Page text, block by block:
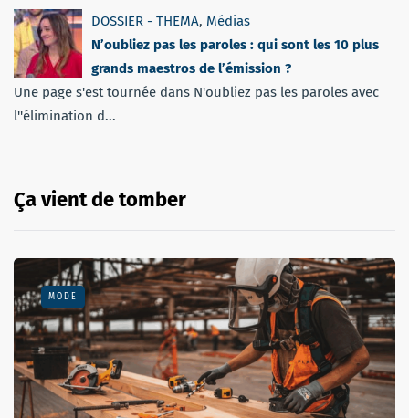
DOSSIER - THEMA, Médias
N’oubliez pas les paroles : qui sont les 10 plus
grands maestros de l’émission ?
Une page s'est tournée dans N'oubliez pas les paroles avec
l''élimination d...
Ça vient de tomber
MODE